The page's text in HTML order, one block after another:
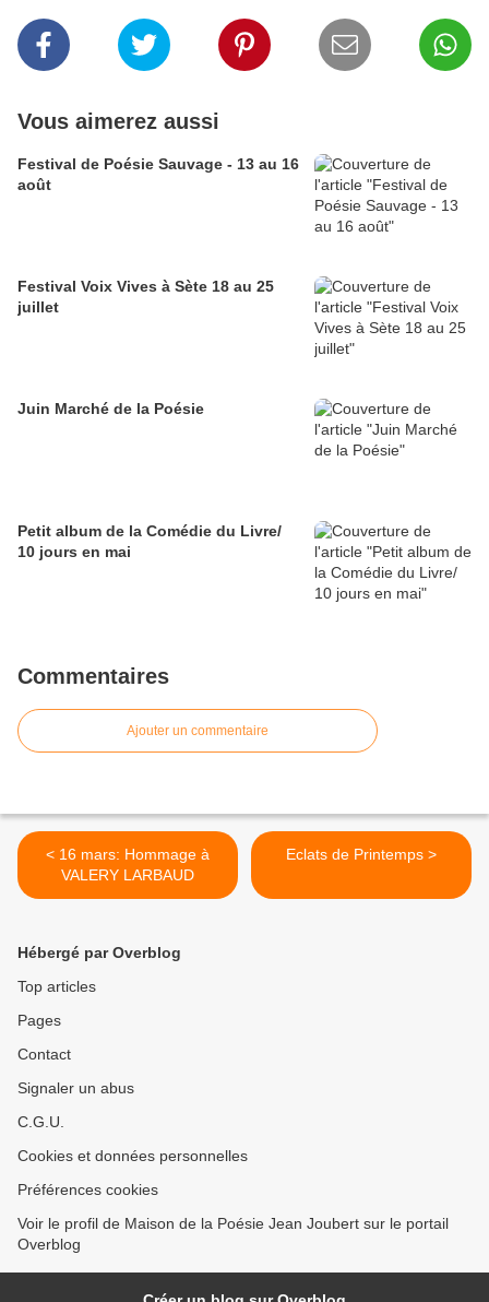
Vous aimerez aussi
Festival de Poésie Sauvage - 13 au 16
août
Festival Voix Vives à Sète 18 au 25
juillet
Juin Marché de la Poésie
Petit album de la Comédie du Livre/
10 jours en mai
Commentaires
Ajouter un commentaire
< 16 mars: Hommage à
VALERY LARBAUD
Eclats de Printemps >
Hébergé par Overblog
Top articles
Pages
Contact
Signaler un abus
C.G.U.
Cookies et données personnelles
Préférences cookies
Voir le profil de Maison de la Poésie Jean Joubert sur le portail
Overblog